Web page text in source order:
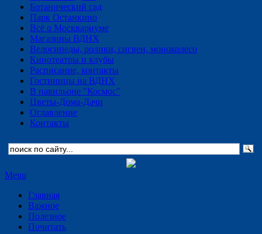
Ботанический сад
Парк Останкино
Всё о Москвариуме
Магазины ВДНХ
Велосипеды, ролики, сигвеи, моноколесо
Кинотеатры и клубы
Расписание, контакты
Гостиницы на ВДНХ
В павильоне "Космос"
Цветы-Дома-Дачи
Оглавление
Контакты
Menu
Главная
Важное
Полезное
Почитать